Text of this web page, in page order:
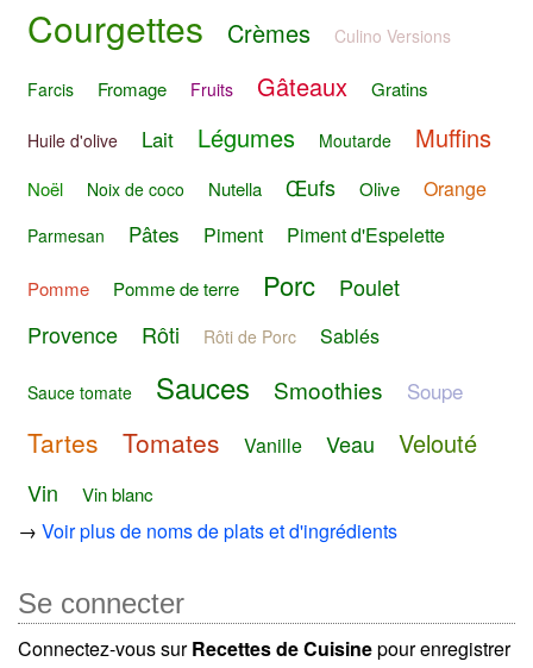
Courgettes Crèmes Culino Versions
Farcis Fromage Fruits Gâteaux Gratins
Huile d'olive Lait Légumes Moutarde Muffins
Noël Noix de coco Nutella Œufs Olive Orange
Parmesan Pâtes Piment Piment d'Espelette
Pomme Pomme de terre Porc
Poulet
Provence
Rôti Rôti de Porc Sablés
Sauce tomate Sauces Smoothies Soupe
Tartes Tomates Vanille Veau Velouté
Vin Vin blanc
→ Voir plus de noms de plats et d'ingrédients
Se connecter
Connectez-vous surRecettes de Cuisinepour enregistrer